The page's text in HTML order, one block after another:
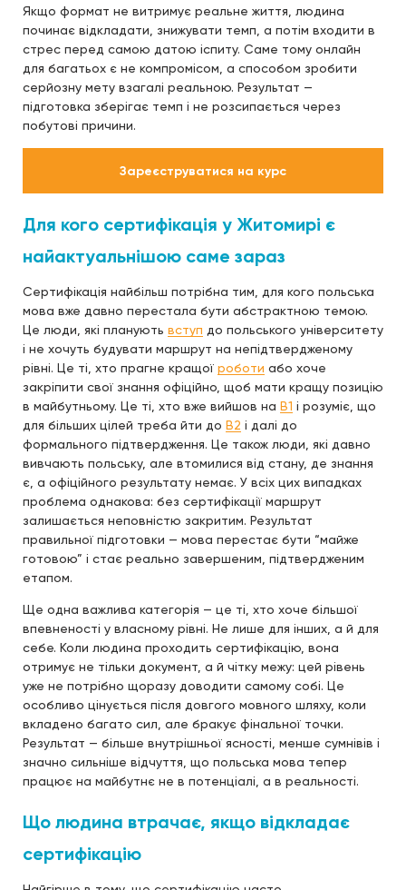
Якщо формат не витримує реальне життя, людина
починає відкладати, знижувати темп, а потім входити в
стрес перед самою датою іспиту. Саме тому онлайн
для багатьох є не компромісом, а способом зробити
серйозну мету взагалі реальною. Результат —
підготовка зберігає темп і не розсипається через
побутові причини.
Зареєструватися на курс
Для кого сертифікація у Житомирі є
найактуальнішою саме зараз
Сертифікація найбільш потрібна тим, для кого польська
мова вже давно перестала бути абстрактною темою.
Це люди, які планують вступ до польського університету
і не хочуть будувати маршрут на непідтвердженому
рівні. Це ті, хто прагне кращої роботи або хоче
закріпити свої знання офіційно, щоб мати кращу позицію
в майбутньому. Це ті, хто вже вийшов на B1 і розуміє, що
для більших цілей треба йти до B2 і далі до
формального підтвердження. Це також люди, які давно
вивчають польську, але втомилися від стану, де знання
є, а офіційного результату немає. У всіх цих випадках
проблема однакова: без сертифікації маршрут
залишається неповністю закритим. Результат
правильної підготовки — мова перестає бути “майже
готовою” і стає реально завершеним, підтвердженим
етапом.
Ще одна важлива категорія — це ті, хто хоче більшої
впевненості у власному рівні. Не лише для інших, а й для
себе. Коли людина проходить сертифікацію, вона
отримує не тільки документ, а й чітку межу: цей рівень
уже не потрібно щоразу доводити самому собі. Це
особливо цінується після довгого мовного шляху, коли
вкладено багато сил, але бракує фінальної точки.
Результат — більше внутрішньої ясності, менше сумнівів і
значно сильніше відчуття, що польська мова тепер
працює на майбутнє не в потенціалі, а в реальності.
Що людина втрачає, якщо відкладає
сертифікацію